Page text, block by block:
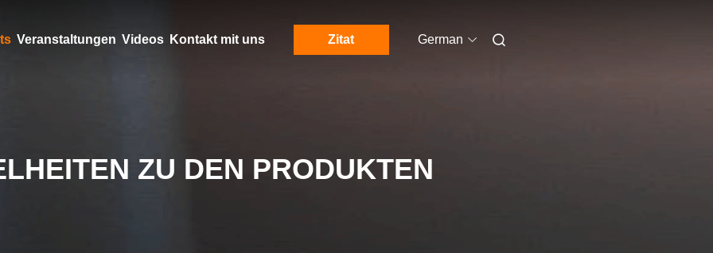
Veranstaltungen Videos Kontakt mit uns Zitat German
ZU DEN PRODUKTEN